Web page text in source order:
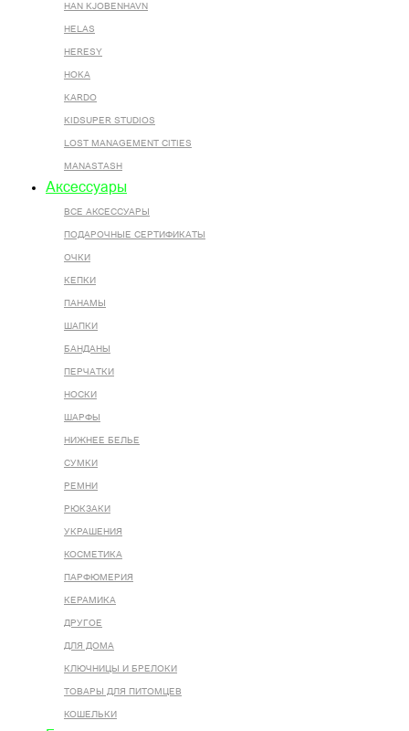
HAN KJOBENHAVN
HELAS
HERESY
HOKA
KARDO
KIDSUPER STUDIOS
LOST MANAGEMENT CITIES
MANASTASH
Аксессуары
ВСЕ AКСЕССУАРЫ
ПОДАРОЧНЫЕ СЕРТИФИКАТЫ
ОЧКИ
КЕПКИ
ПАНАМЫ
ШАПКИ
БАНДАНЫ
ПЕРЧАТКИ
НОСКИ
ШАРФЫ
НИЖНЕЕ БЕЛЬЕ
СУМКИ
РЕМНИ
РЮКЗАКИ
УКРАШЕНИЯ
КОСМЕТИКА
ПАРФЮМЕРИЯ
КЕРАМИКА
ДРУГОЕ
ДЛЯ ДОМА
КЛЮЧНИЦЫ И БРЕЛОКИ
ТОВАРЫ ДЛЯ ПИТОМЦЕВ
КОШЕЛЬКИ